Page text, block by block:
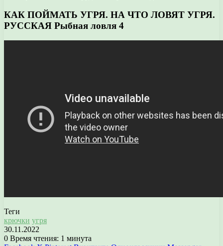
КАК ПОЙМАТЬ УГРЯ. НА ЧТО ЛОВЯТ УГРЯ.
РУССКАЯ Рыбная ловля 4
Теги
крючки угря
30.11.2022
0 Время чтения: 1 минута